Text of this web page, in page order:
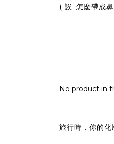
( 誒..怎麼帶成鼻
No product in
旅行時，你的